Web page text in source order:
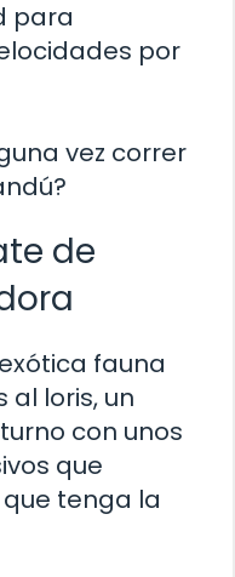
para
por
vez correr
de
fauna
loris, un
con unos
que
tenga la